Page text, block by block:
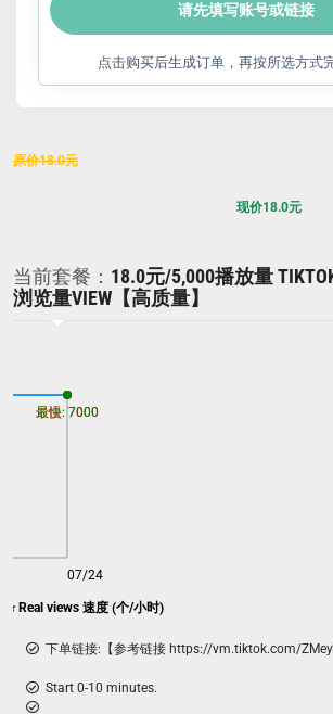
请先填写账号或链接
点击购买后生成订单，再按所选方式
原价18.0元
现价18.0元
当前套餐： 18.0元/5,000播放量
浏览量VIEW【高质量】
TikTok Promotion ᴛᴛ ⭐ Real views 速度 (个/小时)
07/24
最慢: 7000
最快: 7000
下单链接:【参考链接 https://vm.tiktok.com/
Start 0-10 minutes.